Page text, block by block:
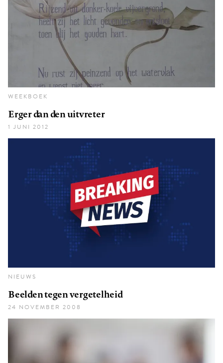
WEEKBOEK
Erger dan den uitvreter
1 JUNI 2012
NIEUWS
Beelden tegen vergetelheid
24 NOVEMBER 2008